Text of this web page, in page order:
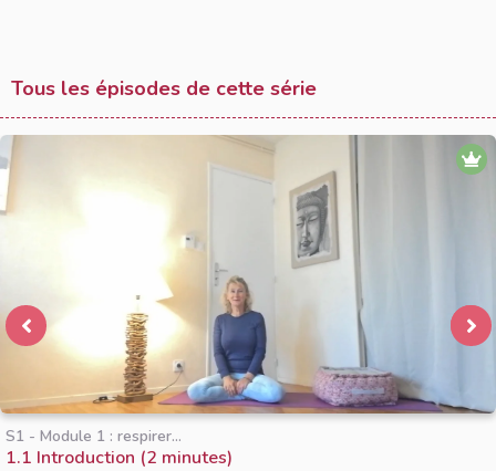
Tous les épisodes de cette série
S1 - Module 1 : respirer...
1.1 Introduction (2 minutes)